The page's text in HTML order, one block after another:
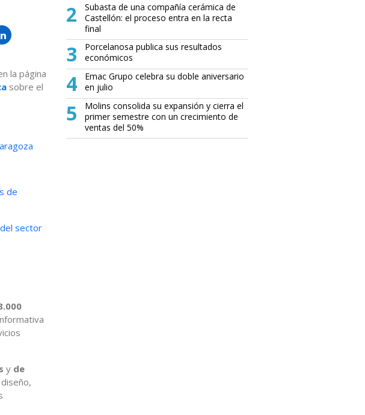
la página
sobre el
de
sector
y de
2
Subasta de una compañía cerámica de
Castellón: el proceso entra en la recta
final
3
Porcelanosa publica sus resultados
económicos
4
Emac Grupo celebra su doble aniversario
en julio
5
Molins consolida su expansión y cierra el
primer semestre con un crecimiento de
ventas del 50%